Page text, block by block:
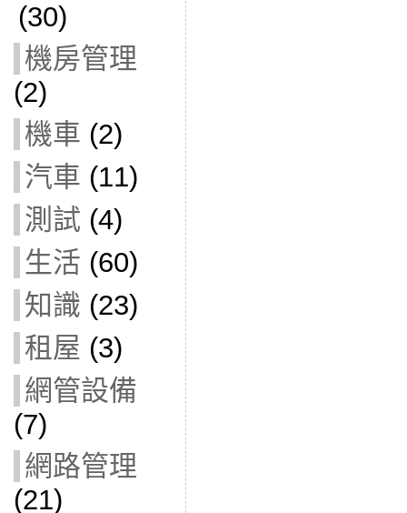
(30)
機房管理
(2)
機車 (2)
汽車 (11)
測試 (4)
生活 (60)
知識 (23)
租屋 (3)
網管設備
(7)
網路管理
(21)